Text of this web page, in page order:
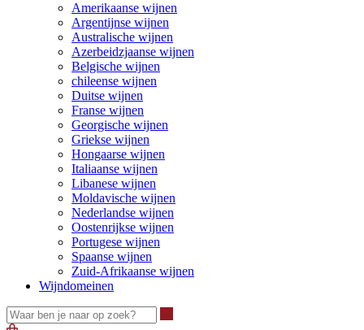
Amerikaanse wijnen
Argentijnse wijnen
Australische wijnen
Azerbeidzjaanse wijnen
Belgische wijnen
chileense wijnen
Duitse wijnen
Franse wijnen
Georgische wijnen
Griekse wijnen
Hongaarse wijnen
Italiaanse wijnen
Libanese wijnen
Moldavische wijnen
Nederlandse wijnen
Oostenrijkse wijnen
Portugese wijnen
Spaanse wijnen
Zuid-Afrikaanse wijnen
Wijndomeinen